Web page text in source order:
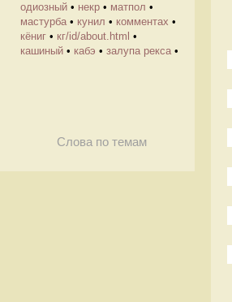
одиозный • некр • матпол •
мастурба • кунил • комментах •
кёниг • кг/id/about.html •
кашиный • кабэ • залупа рекса •
Слова по темам